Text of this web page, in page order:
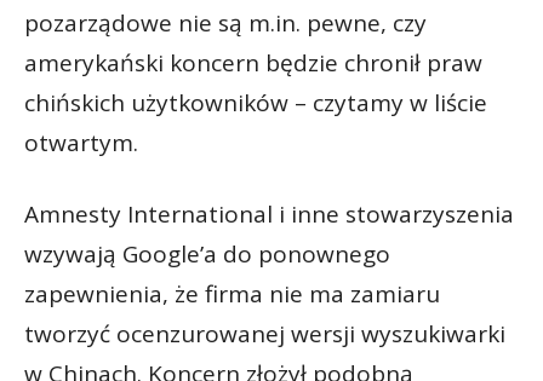
pozarządowe nie są m.in. pewne, czy
amerykański koncern będzie chronił praw
chińskich użytkowników – czytamy w liście
otwartym.
Amnesty International i inne stowarzyszenia
wzywają Google’a do ponownego
zapewnienia, że firma nie ma zamiaru
tworzyć ocenzurowanej wersji wyszukiwarki
w Chinach. Koncern złożył podobną